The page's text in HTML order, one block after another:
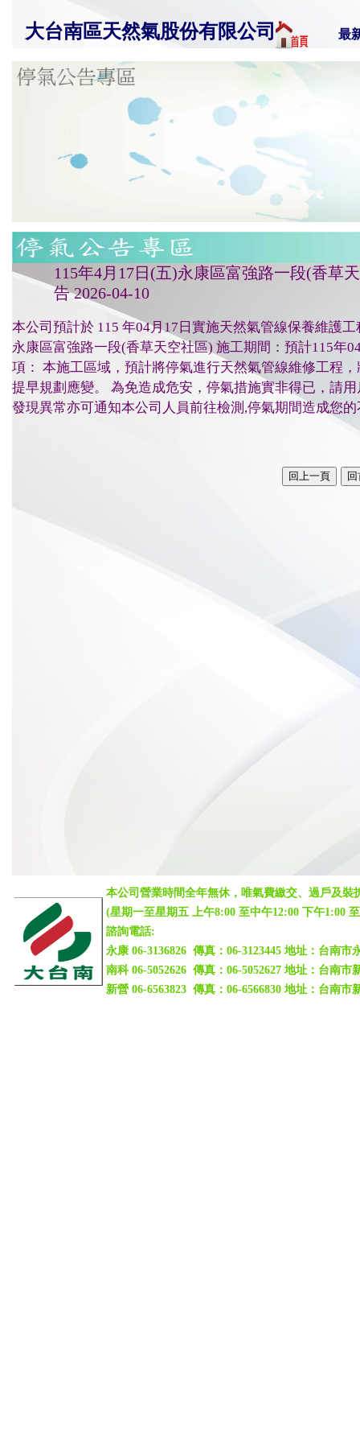
大台南區天然氣股份有限公司 最
115年4月17日(五)永康區富強路一段(香草
告 2026-04-10
本公司預計於 115 年04月17日實施天然氣管線保養維護
永康區富強路一段(香草天空社區) 施工期間：預計115年
項： 本施工區域，預計將停氣進行天然氣管線維修工程
提早規劃應變。 為免造成危安，停氣措施實非得已，請
發現異常亦可通知本公司人員前往檢測,停氣期間造成您
本公司營業時間全年無休，唯氣費繳交、過戶及裝
(星期一至星期五 上午8:00 至中午12:00 下午1:00
諮詢電話:
永康 06-3136826 傳真：06-3123445 地址：台南市
南科 06-5052626 傳真：06-5052627 地址：台南市
新營 06-6563823 傳真：06-6566830 地址：台南市